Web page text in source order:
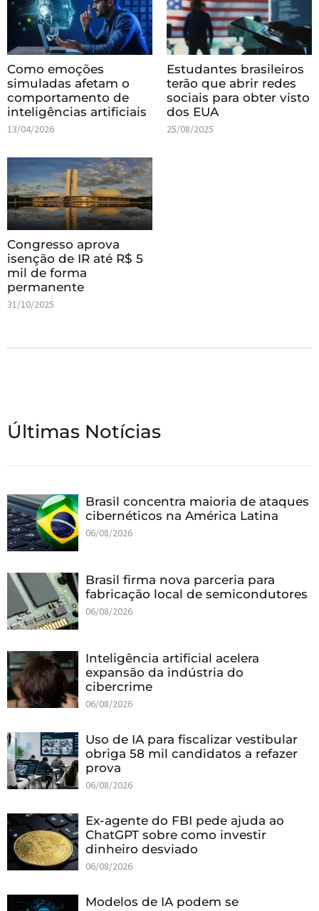
Como emoções
simuladas afetam o
comportamento de
inteligências artificiais
13/04/2026
Estudantes brasileiros
terão que abrir redes
sociais para obter visto
dos EUA
25/08/2025
Congresso aprova
isenção de IR até R$ 5
mil de forma
permanente
31/10/2025
Últimas Notícias
Brasil concentra maioria de ataques
cibernéticos na América Latina
06/08/2026
Brasil firma nova parceria para
fabricação local de semicondutores
06/08/2026
Inteligência artificial acelera
expansão da indústria do
cibercrime
06/08/2026
Uso de IA para fiscalizar vestibular
obriga 58 mil candidatos a refazer
prova
06/08/2026
Ex-agente do FBI pede ajuda ao
ChatGPT sobre como investir
dinheiro desviado
06/08/2026
Modelos de IA podem se